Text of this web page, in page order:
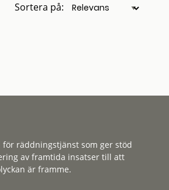
Sortera på:
för räddningstjänst som ger stöd
av framtida insatser till att
är framme.